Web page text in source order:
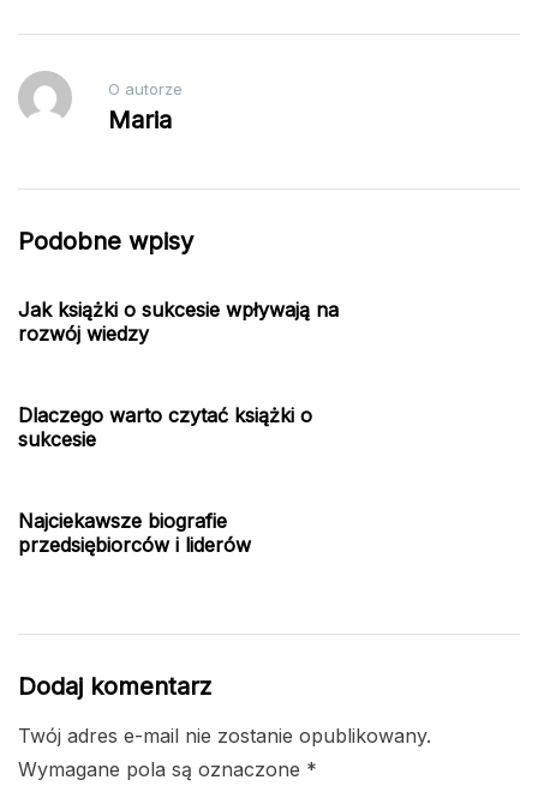
O autorze
Maria
Podobne wpisy
Jak książki o sukcesie wpływają na
rozwój wiedzy
Dlaczego warto czytać książki o
sukcesie
Najciekawsze biografie
przedsiębiorców i liderów
Dodaj komentarz
Twój adres e-mail nie zostanie opublikowany.
Wymagane pola są oznaczone *